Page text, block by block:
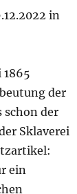
in
der
schon der
Sklaverei
ein